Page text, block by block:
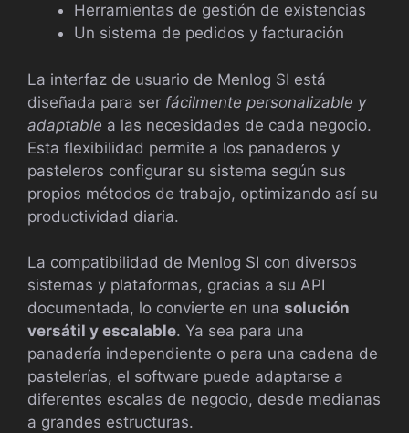
Herramientas de gestión de existencias
Un sistema de pedidos y facturación
La interfaz de usuario de Menlog SI está
diseñada para ser fácilmente personalizable y
adaptable a las necesidades de cada negocio.
Esta flexibilidad permite a los panaderos y
pasteleros configurar su sistema según sus
propios métodos de trabajo, optimizando así su
productividad diaria.
La compatibilidad de Menlog SI con diversos
sistemas y plataformas, gracias a su API
documentada, lo convierte en una solución
versátil y escalable. Ya sea para una
panadería independiente o para una cadena de
pastelerías, el software puede adaptarse a
diferentes escalas de negocio, desde medianas
a grandes estructuras.